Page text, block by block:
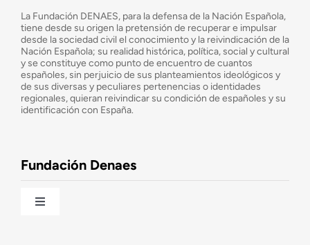
¿Cuáles son nuestros objetivos?
Consejo Asesor
La Fundación DENAES, para la defensa de la Nación Española,
tiene desde su origen la pretensión de recuperar e impulsar
desde la sociedad civil el conocimiento y la reivindicación de la
Nación Española; su realidad histórica, política, social y cultural
y se constituye como punto de encuentro de cuantos
españoles, sin perjuicio de sus planteamientos ideológicos y
de sus diversas y peculiares pertenencias o identidades
regionales, quieran reivindicar su condición de españoles y su
identificación con España.
Fundación Denaes
Toggle